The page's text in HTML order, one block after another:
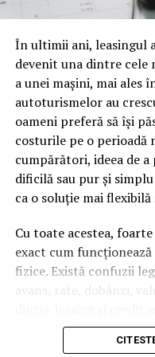
oamenii cu adevărat.
cuvinte tematice,
caută.
Apoi vine partea de
vizitatorii stau zece,
urmărească replay-ul
Google nu îți măsoară
petrecut, scrollul și
util e materialul.
Și mai e ceva ce se uită
linkuri aproape de la
newsletter, altcineva îl
partener îl trimite în
tău, iar autoritatea e
În ultimii ani, leasingul
devenit una dintre cele
a unei mașini, mai
autoturismelor au
oameni preferă să își
costurile pe o perioadă
cumpărători, ideea de
dificilă sau pur și
ca o soluție mai flexibilă
Cu toate acestea,
exact cum
fizice. Există confuzii
avans, rate, dobânzi,
semnezi orice
mecanismul acestui tip